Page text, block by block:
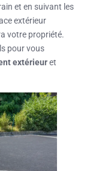
et en suivant les
extérieur
votre propriété.
pour vous
extérieuret